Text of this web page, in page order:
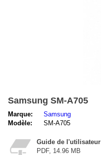
Samsung SM-A705
Marque:
Samsung
Modèle:
SM-A705
Guide de l'utilisateur
PDF, 14.96 MB